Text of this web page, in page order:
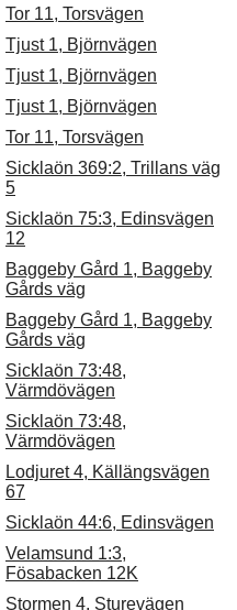
Tor 11, Torsvägen
Tjust 1, Björnvägen
Tjust 1, Björnvägen
Tjust 1, Björnvägen
Tor 11, Torsvägen
Sicklaön 369:2, Trillans väg
5
Sicklaön 75:3, Edinsvägen
12
Baggeby Gård 1, Baggeby
Gårds väg
Baggeby Gård 1, Baggeby
Gårds väg
Sicklaön 73:48,
Värmdövägen
Sicklaön 73:48,
Värmdövägen
Lodjuret 4, Källängsvägen
67
Sicklaön 44:6, Edinsvägen
Velamsund 1:3,
Fösabacken 12K
Stormen 4, Sturevägen